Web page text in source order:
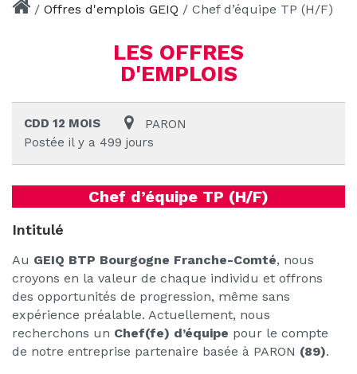
/ Offres d'emplois GEIQ / Chef d’équipe TP (H/F)
LES OFFRES
D'EMPLOIS
CDD 12 MOIS
PARON
Postée il y a 499 jours
Chef d’équipe TP (H/F)
Intitulé
Au GEIQ BTP Bourgogne Franche-Comté, nous
croyons en la valeur de chaque individu et offrons
des opportunités de progression, même sans
expérience préalable. Actuellement, nous
recherchons un Chef(fe) d’équipe pour le compte
de notre entreprise partenaire basée à PARON (89).